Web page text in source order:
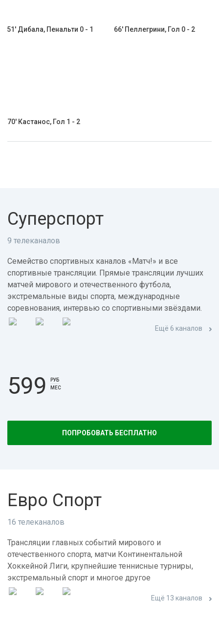
51' Дибала, Пенальти 0 - 1 66' Пеллегрини, Гол 0 - 2
70' Кастанос, Гол 1 - 2
Суперспорт
9 телеканалов
Семейство спортивных каналов «Матч!» и все
спортивные трансляции. Прямые трансляции лучших
матчей мирового и отечественного футбола,
экстремальные виды спорта, международные
соревнования, интервью со спортивными звёздами.
Ещё 6 каналов
599
РУБ
МЕС
ПОПРОБОВАТЬ БЕСПЛАТНО
Евро Спорт
16 телеканалов
Трансляции главных событий мирового и
отечественного спорта, матчи Континентальной
Хоккейной Лиги, крупнейшие теннисные турниры,
экстремальный спорт и многое другое
Ещё 13 каналов